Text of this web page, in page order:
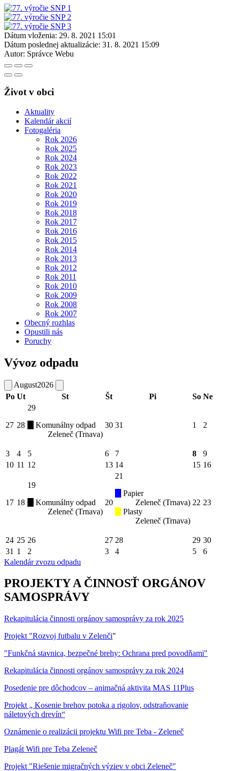
Dátum vloženia: 29. 8. 2021 15:01
Dátum poslednej aktualizácie: 31. 8. 2021 15:09
Autor: Správce Webu
Život v obci
Aktuality
Kalendár akcií
Fotogaléria
Rok 2026
Rok 2025
Rok 2024
Rok 2023
Rok 2022
Rok 2021
Rok 2020
Rok 2019
Rok 2018
Rok 2017
Rok 2016
Rok 2015
Rok 2014
Rok 2013
Rok 2012
Rok 2011
Rok 2010
Rok 2009
Rok 2008
Rok 2007
Obecný rozhlas
Opustili nás
Poruchy
Vývoz odpadu
August2026
Po Ut St Št Pi So Ne
27 28
29
Komunálny odpad
Zeleneč (Trnava)
30 31 1 2
3 4 5 6 7 8
9
10 11 12 13 14 15 16
17 18
19
Komunálny odpad
Zeleneč (Trnava)
20
21
Papier
Zeleneč (Trnava)
Plasty
Zeleneč (Trnava)
22 23
24 25 26 27 28 29 30
31 1 2 3 4 5
6
Kalendár zvozu odpadu
PROJEKTY A ČINNOSŤ ORGÁNOV
SAMOSPRÁVY
Rekapitulácia činnosti orgánov samosprávy za rok 2025
Projekt "Rozvoj futbalu v Zelenči"
"Funkčná stavnica, bezpečné brehy: Ochrana pred povodňami"
Rekapitulácia činnosti orgánov samosprávy za rok 2024
Posedenie pre dôchodcov – animačná aktivita MAS 11Plus
Projekt „ Kosenie brehov potoka a rigolov, odstraňovanie
náletových drevín“
Oznámenie o realizácii projektu Wifi pre Teba - Zeleneč
Plagát Wifi pre Teba Zeleneč
Projekt "Riešenie migračných výziev v obci Zeleneč"